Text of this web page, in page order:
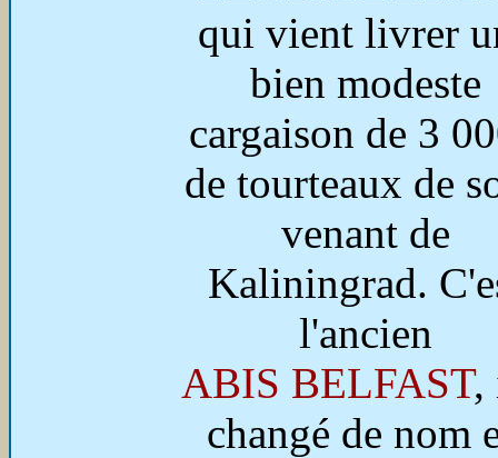
qui vient livrer
bien modeste
cargaison de 3
de tourteaux de
venant de
Kaliningrad.
l'ancien
ABIS BELFAST,
changé de nom